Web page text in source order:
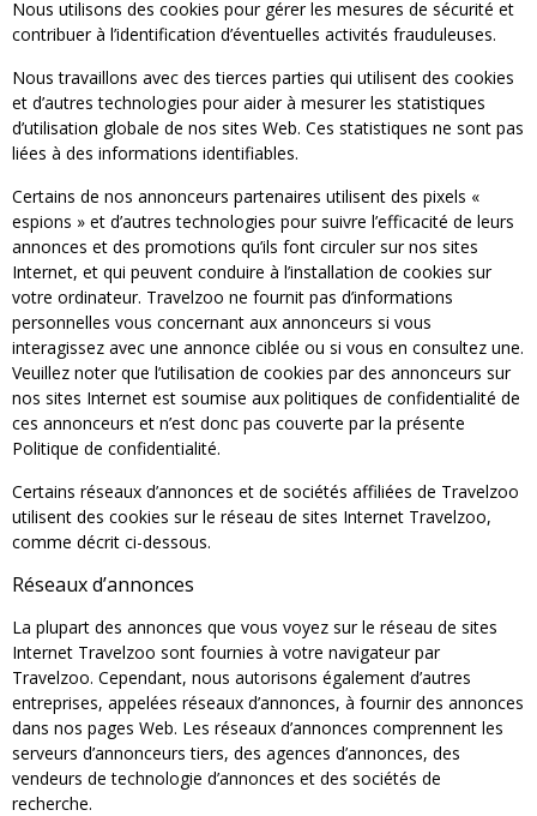
Nous utilisons des cookies pour gérer les mesures de sécurité et
contribuer à l’identification d’éventuelles activités frauduleuses.
Nous travaillons avec des tierces parties qui utilisent des cookies
et d’autres technologies pour aider à mesurer les statistiques
d’utilisation globale de nos sites Web. Ces statistiques ne sont pas
liées à des informations identifiables.
Certains de nos annonceurs partenaires utilisent des pixels «
espions » et d’autres technologies pour suivre l’efficacité de leurs
annonces et des promotions qu’ils font circuler sur nos sites
Internet, et qui peuvent conduire à l’installation de cookies sur
votre ordinateur. Travelzoo ne fournit pas d’informations
personnelles vous concernant aux annonceurs si vous
interagissez avec une annonce ciblée ou si vous en consultez une.
Veuillez noter que l’utilisation de cookies par des annonceurs sur
nos sites Internet est soumise aux politiques de confidentialité de
ces annonceurs et n’est donc pas couverte par la présente
Politique de confidentialité.
Certains réseaux d’annonces et de sociétés affiliées de Travelzoo
utilisent des cookies sur le réseau de sites Internet Travelzoo,
comme décrit ci-dessous.
Réseaux d’annonces
La plupart des annonces que vous voyez sur le réseau de sites
Internet Travelzoo sont fournies à votre navigateur par
Travelzoo. Cependant, nous autorisons également d’autres
entreprises, appelées réseaux d’annonces, à fournir des annonces
dans nos pages Web. Les réseaux d’annonces comprennent les
serveurs d’annonceurs tiers, des agences d’annonces, des
vendeurs de technologie d’annonces et des sociétés de
recherche.